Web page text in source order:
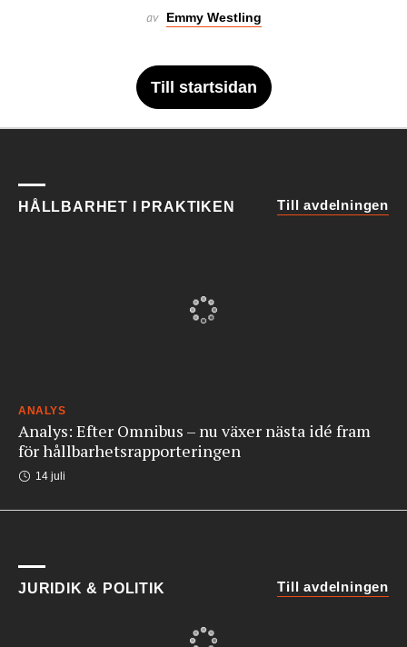
av Emmy Westling
Till startsidan
HÅLLBARHET I PRAKTIKEN Till avdelningen
ANALYS
Analys: Efter Omnibus – nu växer nästa idé fram
för hållbarhetsrapporteringen
14 juli
JURIDIK & POLITIK Till avdelningen